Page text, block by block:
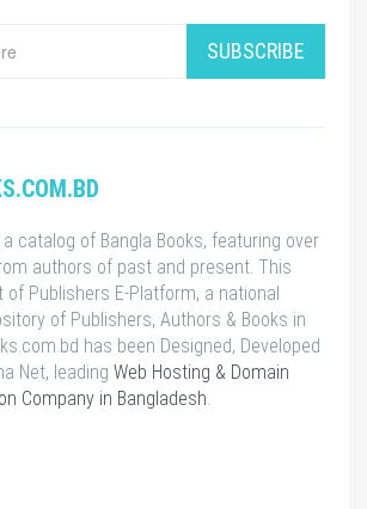
SUBSCRIBE
catalog of Bangla Books, featuring over
authors of past and present. This
of Publishers E-Platform, a national
of Publishers, Authors & Books in
has been Designed, Developed
Net, leading Web Hosting & Domain
Company in Bangladesh.